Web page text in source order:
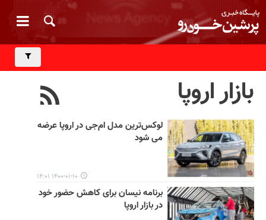
بازار اروپا
لوکس‌ترین مدل ام‌جی در اروپا عرضه
می شود
۱۴۰۰-۰۱-۱۰ ۱۴:۰۱
برنامه نیسان برای کاهش حضور خود
در بازار اروپا